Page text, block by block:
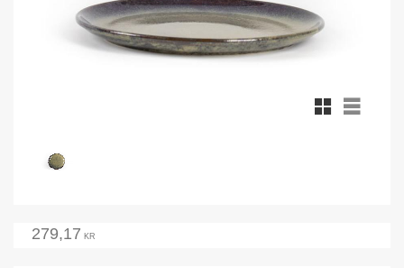
Rutnätsvy
Listvy
279,17 KR